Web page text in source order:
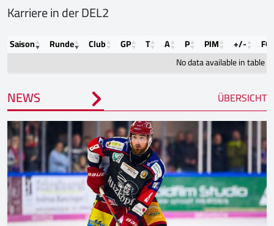
Karriere in der DEL2
Saison Runde Club GP T A P PIM +/-
No data available in table
NEWS ÜBERSICHT